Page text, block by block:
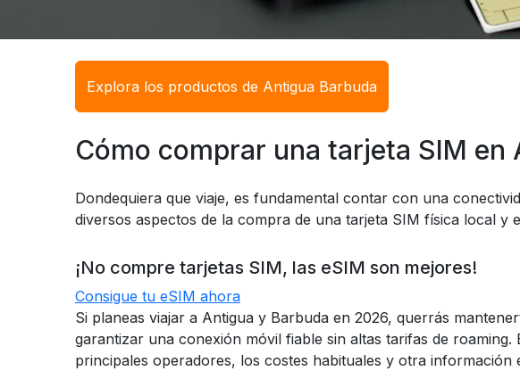
Explora los productos de Antigua Barbuda
Cómo comprar una tarjeta SIM
Dondequiera que viaje, es fundamental contar con una
diversos aspectos de la compra de una tarjeta SIM física local
¡No compre tarjetas SIM, las eSIM son mejores!
Consigue tu eSIM ahora
Si planeas viajar a Antigua y Barbuda en 2026, querrás
garantizar una conexión móvil fiable sin altas tarifas de
principales operadores, los costes habituales y otra